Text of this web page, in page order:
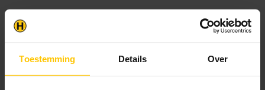
Toestemming Details Over
Op voorraad in webshop
€4,00
TUINDECO